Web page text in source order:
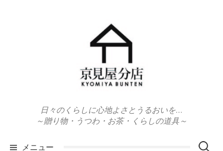
日々のくらしに心地よさとうるおいを…
～贈り物・うつわ・お茶・くらしの道具～
メニュー 検